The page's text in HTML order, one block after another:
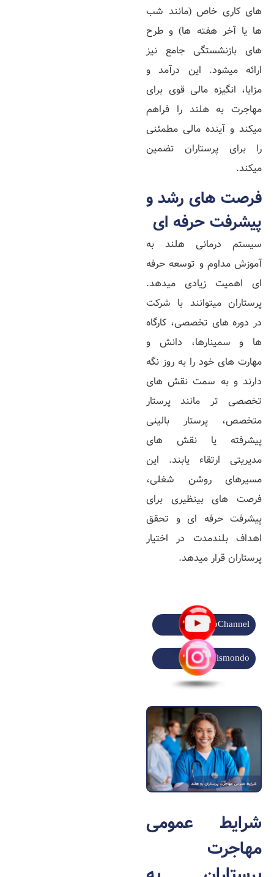
های کاری خاص (مانند شب‌
ها یا آخر هفته‌ ها) و طرح‌
های بازنشستگی جامع نیز
ارائه میشود. این درآمد و
مزایا، انگیزه مالی قوی برای
مهاجرت به هلند را فراهم
میکند و آینده مالی مطمئنی
را برای پرستاران تضمین
میکند.
فرصت‌ های رشد و
پیشرفت حرفه‌ ای
سیستم درمانی هلند به
آموزش مداوم و توسعه حرفه‌
ای اهمیت زیادی میدهد.
پرستاران میتوانند با شرکت
در دوره‌ های تخصصی، کارگاه‌
ها و سمینارها، دانش و
مهارت‌ های خود را به‌ روز نگه
دارند و به سمت نقش‌ های
تخصصی‌ تر مانند پرستار
متخصص، پرستار بالینی
پیشرفته یا نقش‌ های
مدیریتی ارتقاء یابند. این
مسیرهای روشن شغلی،
فرصت‌ های بینظیری برای
پیشرفت حرفه‌ ای و تحقق
اهداف بلندمدت در اختیار
پرستاران قرار میدهد.
VismondoChannel
Vismondo
شرایط عمومی
مهاجرت